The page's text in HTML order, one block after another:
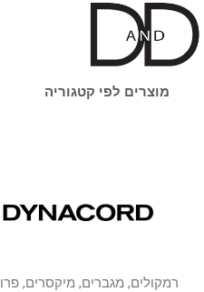
דילוג
לתוכן
מוצרים לפי קטגוריה
רמקולים, מגברים, מיקסרים,